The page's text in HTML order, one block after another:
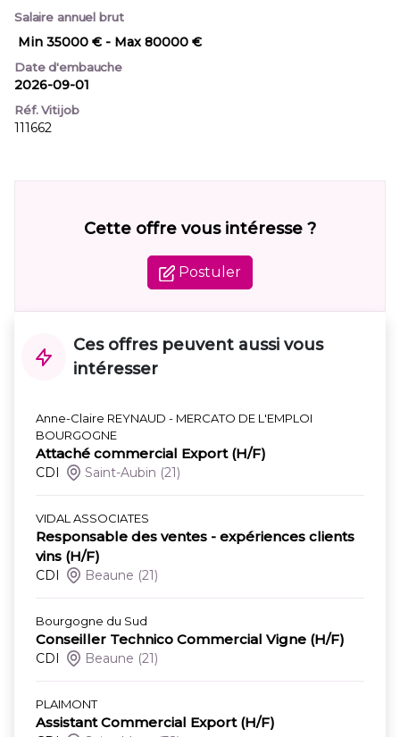
Salaire annuel brut
Min 35000 € - Max 80000 €
Date d'embauche
2026-09-01
Réf. Vitijob
111662
Cette offre vous intéresse ?
Postuler
Ces offres peuvent aussi vous
intéresser
Anne-Claire REYNAUD - MERCATO DE L'EMPLOI
BOURGOGNE
Attaché commercial Export (H/F)
CDI Saint-Aubin (21)
VIDAL ASSOCIATES
Responsable des ventes - expériences clients
vins (H/F)
CDI Beaune (21)
Bourgogne du Sud
Conseiller Technico Commercial Vigne (H/F)
CDI Beaune (21)
PLAIMONT
Assistant Commercial Export (H/F)